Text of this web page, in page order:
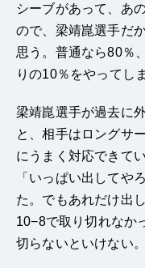
シーブがあって、あ
ので、梁靖崑選手だ
思う。普通なら80％
りの10％をやってし
梁靖崑選手が過去に
と、相手はロングサ
にうまく対応できて
「いっぱい出してや
た。でもあれだけ出
10−8で取り切れなか
切らないといけない。